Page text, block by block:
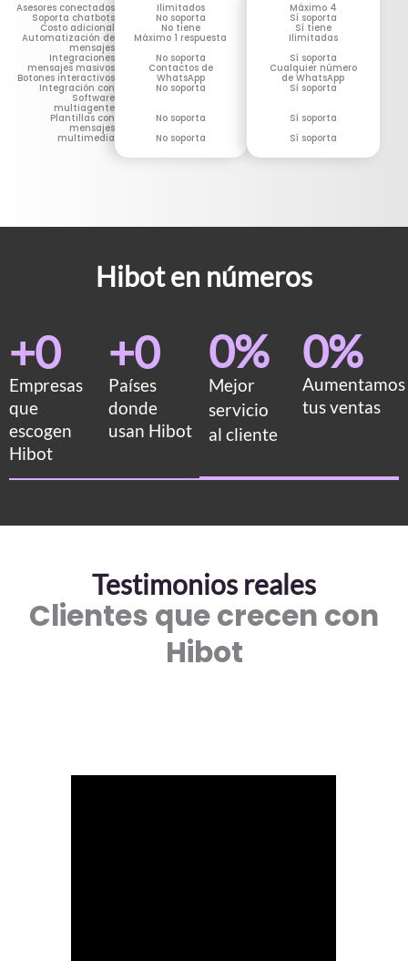
Asesores conectados
Soporta chatbots
Costo adicional
Automatización de
mensajes
Integraciones
mensajes masivos
Botones interactivos
Integración con
Software
multiagente
Plantillas con
mensajes
multimedia
Ilimitados
No soporta
No tiene
Máximo 1 respuesta
No soporta
Contactos de
WhatsApp
No soporta
No soporta
No soporta
Máximo 4
Sí soporta
Sí tiene
Ilimitadas
Sí soporta
Cualquier número
de WhatsApp
Sí soporta
Sí soporta
Sí soporta
Hibot en números
Empresas
que
escogen
Hibot
+0
Países
donde
usan Hibot
+0
Mejor
servicio
al cliente
0%
Aumentamos
tus ventas
0%
Testimonios reales
Clientes que crecen con
Hibot